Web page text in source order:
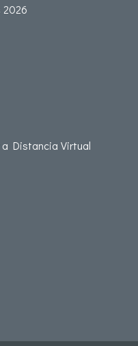
2026
Distancia Virtual